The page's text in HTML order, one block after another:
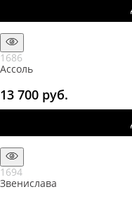
1686
Ассоль
13 700 руб.
1694
Звенислава